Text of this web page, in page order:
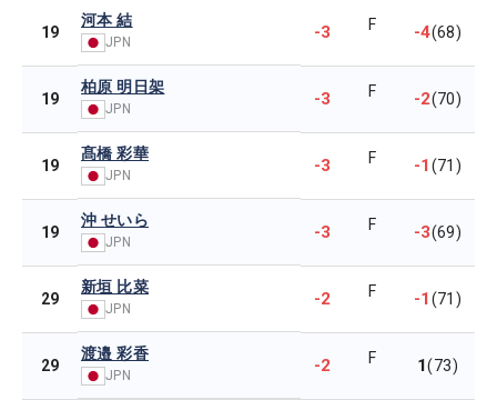
19
河本 結
JPN -3 F -4(68)
19
柏原 明日架
JPN -3 F -2(70)
19
髙橋 彩華
JPN -3 F -1(71)
19
沖 せいら
JPN -3 F -3(69)
29
新垣 比菜
JPN -2 F -1(71)
29
渡邉 彩香
JPN -2 F 1(73)